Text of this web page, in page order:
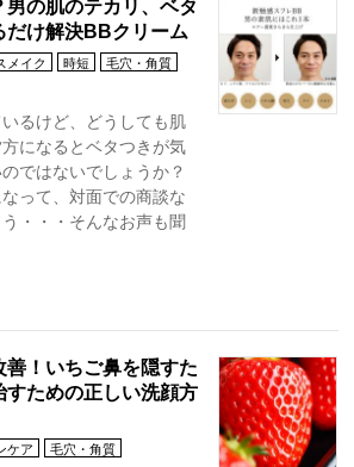
の肌のテカリ、ベタ
だけ解決BBクリーム
メイク 時短
毛穴・角質
るけど、どうしても肌
になるとベタつきが気
ではないでしょうか？
って、対面での商談な
・・・そんなお声も聞
善！いちご鼻を隠すた
すための正しい洗顔方
ケア
毛穴・角質